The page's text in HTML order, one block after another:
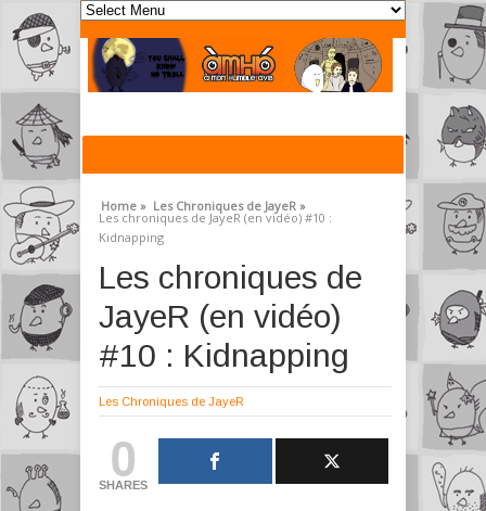
Home » Les Chroniques de JayeR »
Les chroniques de JayeR (en vidéo) #10 :
Kidnapping
Les chroniques de
JayeR (en vidéo)
#10 : Kidnapping
Les Chroniques de JayeR
0
SHARES